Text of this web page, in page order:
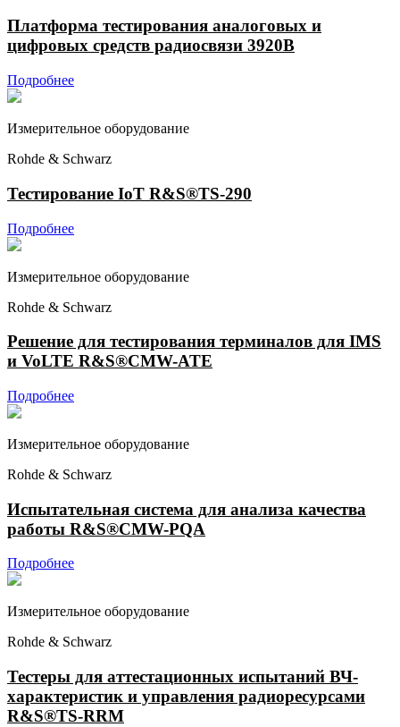
Платформа тестирования аналоговых и
цифровых средств радиосвязи 3920B
Подробнее
Измерительное оборудование
Rohde & Schwarz
Тестирование IoT R&S®TS-290
Подробнее
Измерительное оборудование
Rohde & Schwarz
Решение для тестирования терминалов для IMS
и VoLTE R&S®CMW-ATE
Подробнее
Измерительное оборудование
Rohde & Schwarz
Испытательная система для анализа качества
работы R&S®CMW-PQA
Подробнее
Измерительное оборудование
Rohde & Schwarz
Тестеры для аттестационных испытаний ВЧ-
характеристик и управления радиоресурсами
R&S®TS-RRM